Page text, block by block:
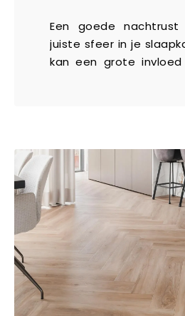
Een goede
juiste sfeer in je
kan een grote
straatverlichting is,
voor een donkere
slaapomgeving.
juiste optie voor jouw